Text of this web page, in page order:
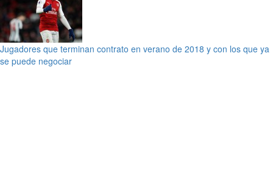
Jugadores que terminan contrato en verano de 2018 y con los que ya
se puede negociar